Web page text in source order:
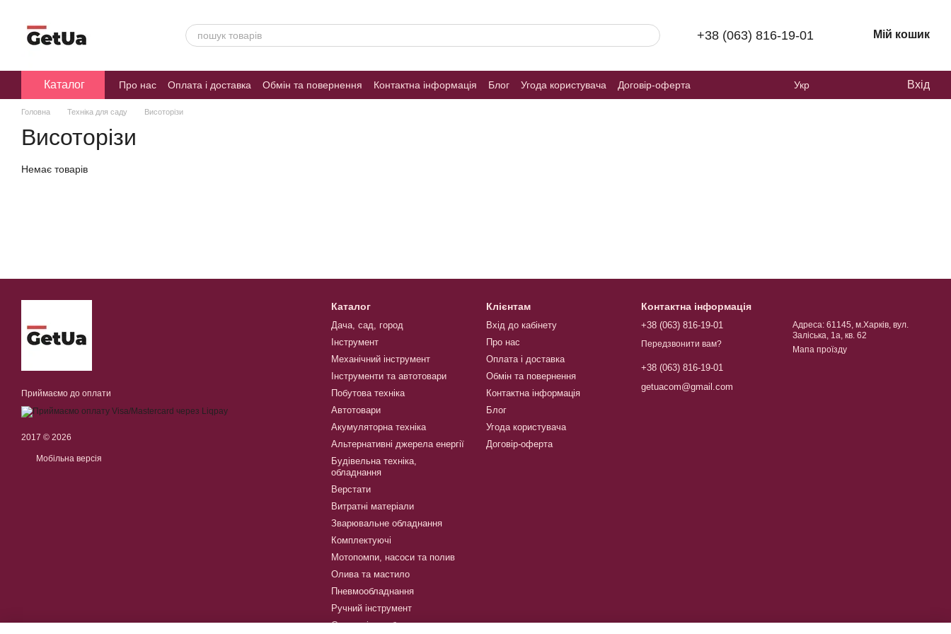
+38 (063) 816-19-01 Мій кошик
Каталог Про нас Оплата і доставка Обмін та повернення Контактна інформація Блог Угода користувача Договір-оферта Укр Вхід
Головна Техніка для саду Висоторізи
Висоторізи
Немає товарів
Приймаємо до оплати
2017 © 2026
Мобільна версія
Каталог
Дача, сад, город
Інструмент
Механічний інструмент
Інструменти та автотовари
Побутова техніка
Автотовари
Акумуляторна техніка
Альтернативні джерела енергії
Будівельна техніка,
обладнання
Верстати
Витратні матеріали
Зварювальне обладнання
Комплектуючі
Мотопомпи, насоси та полив
Олива та мастило
Пневмообладнання
Ручний інструмент
Сантехнічне обладнання
Клієнтам
Вхід до кабінету
Про нас
Оплата і доставка
Обмін та повернення
Контактна інформація
Блог
Угода користувача
Договір-оферта
Контактна інформація
+38 (063) 816-19-01
Передзвонити вам?
+38 (063) 816-19-01
getuacom@gmail.com
Адреса: 61145, м.Харків, вул.
Заліська, 1а, кв. 62
Мапа проїзду